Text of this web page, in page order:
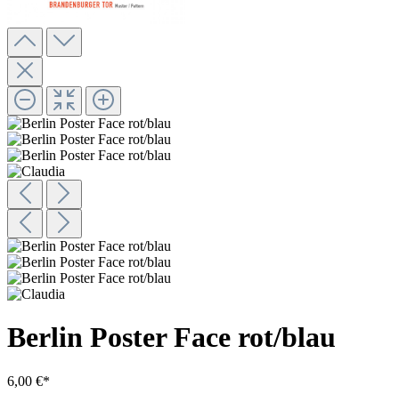
Berlin Poster Face rot/blau
6,00 €*